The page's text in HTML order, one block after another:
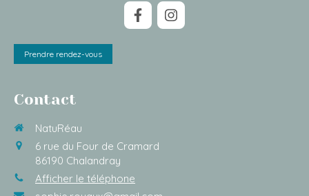
Prendre rendez-vous
Contact
NatuRéau
6 rue du Four de Cramard
86190 Chalandray
Afficher le téléphone